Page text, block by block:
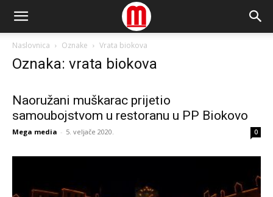
Naslovnica Oznake Vrata biokova
Oznaka: vrata biokova
Naoružani muškarac prijetio
samoubojstvom u restoranu u PP Biokovo
Mega media - 5. veljače 2020. 0